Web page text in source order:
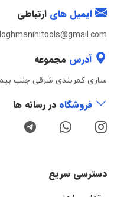
ایمیل های ارتباطی
loghmanihitools@gmail.com
آدرس مجموعه
ساری کمربندی شرقی جنب
فروشگاه در رسانه ها
دسترسی سریع